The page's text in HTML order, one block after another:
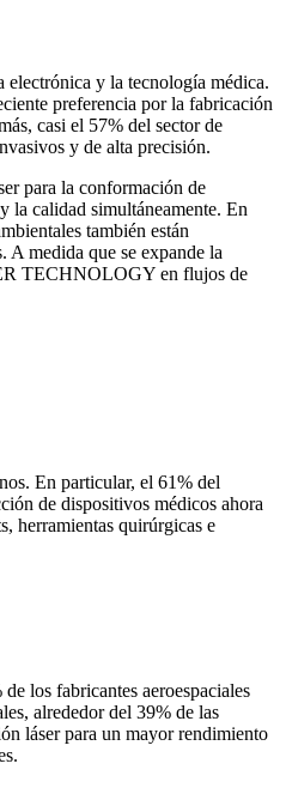
electrónica y la tecnología médica.
preferencia por la fabricación
casi el 57% del sector de
y de alta precisión.
para la conformación de
la calidad simultáneamente. En
también están
A medida que se expande la
TECHNOLOGY en flujos de
En particular, el 61% del
de dispositivos médicos ahora
herramientas quirúrgicas e
los fabricantes aeroespaciales
alrededor del 39% de las
láser para un mayor rendimiento